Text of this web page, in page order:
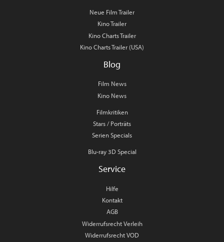
Neue Film Trailer
Kino Trailer
Kino Charts Trailer
Kino Charts Trailer (USA)
Blog
Film News
Kino News
Filmkritiken
Stars / Porträts
Serien Specials
Blu-ray 3D Special
Service
Hilfe
Kontakt
AGB
Widerrufsrecht Verleih
Widerrufsrecht VOD